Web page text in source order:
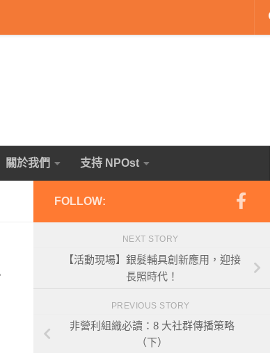
關於我們 支持 NPOst
FOLLOW:
NEXT STORY
【活動現場】銀髮輔具創新應用，迎接
長照時代！
PREVIOUS STORY
非營利組織必讀：8 大社群傳播策略
（下）